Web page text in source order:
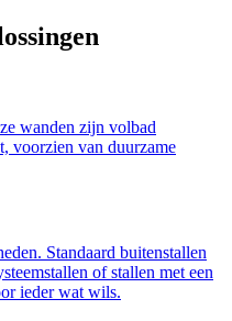
wanden zijn volbad
voorzien van duurzame
Standaard buitenstallen
of stallen met een
ieder wat wils.